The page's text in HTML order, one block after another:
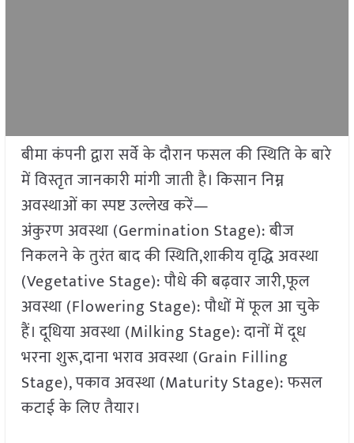
बीमा कंपनी द्वारा सर्वे के दौरान फसल की स्थिति के बारे
में विस्तृत जानकारी मांगी जाती है। किसान निम्न
अवस्थाओं का स्पष्ट उल्लेख करें—
अंकुरण अवस्था (Germination Stage): बीज
निकलने के तुरंत बाद की स्थिति,शाकीय वृद्धि अवस्था
(Vegetative Stage): पौधे की बढ़वार जारी,फूल
अवस्था (Flowering Stage): पौधों में फूल आ चुके
हैं। दूधिया अवस्था (Milking Stage): दानों में दूध
भरना शुरू,दाना भराव अवस्था (Grain Filling
Stage), पकाव अवस्था (Maturity Stage): फसल
कटाई के लिए तैयार।